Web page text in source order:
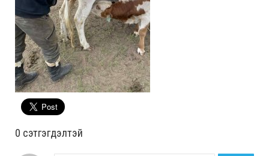
0 cэтгэгдэлтэй